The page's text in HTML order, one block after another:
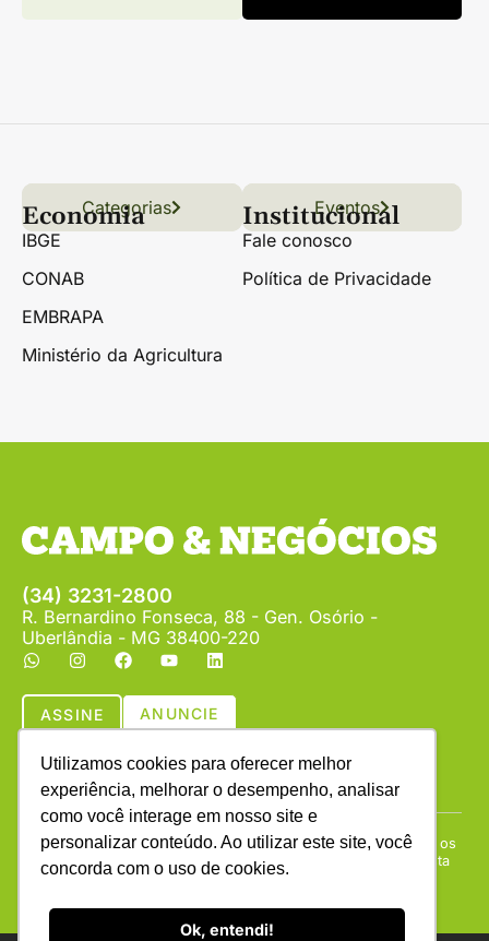
Utilizamos cookies para oferecer melhor
experiência, melhorar o desempenho, analisar
como você interage em nosso site e
personalizar conteúdo. Ao utilizar este site, você
concorda com o uso de cookies.
Ok, entendi!
Links úteis
Conteúdo Grãos
Florestas Hortifrúti
Categorias Eventos
Economia
IBGE
CONAB
EMBRAPA
Ministério da Agricultura
Institucional
Fale conosco
Política de Privacidade
(34) 3231-2800
R. Bernardino Fonseca, 88 - Gen. Osório -
Uberlândia - MG 38400-220
ASSINE ANUNCIE
Copyright © (1990 - 2026) Revista Campo & Negócios. Todos os
direitos reservados. É proibida a reprodução do conteúdo desta
página em qualquer meio de comunicação, eletrônico ou